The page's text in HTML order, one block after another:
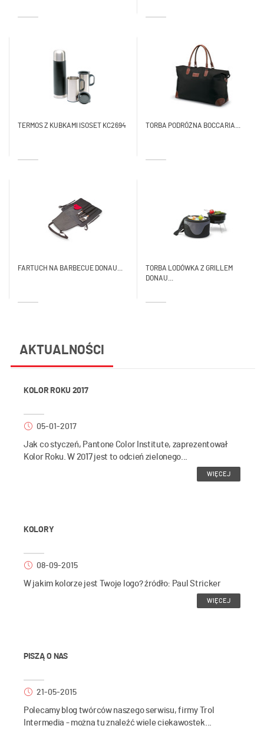
TERMOS Z KUBKAMI ISOSET KC2694 TORBA PODRÓŻNA BOCCARIA...
FARTUCH NA BARBECUE DONAU...
TORBA LODÓWKA Z GRILLEM
DONAU...
AKTUALNOŚCI
KOLOR ROKU 2017
05-01-2017
Jak co styczeń, Pantone Color Institute, zaprezentował
Kolor Roku. W 2017 jest to odcień zielonego...
WIĘCEJ
KOLORY
08-09-2015
W jakim kolorze jest Twoje logo? źródło: Paul Stricker
WIĘCEJ
PISZĄ O NAS
21-05-2015
Polecamy blog twórców naszego serwisu, firmy Trol
Intermedia - można tu znaleźć wiele ciekawostek...